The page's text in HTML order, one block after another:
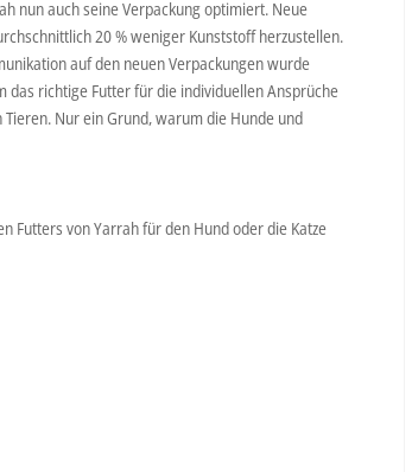
nun auch seine Verpackung optimiert. Neue
20 % weniger Kunststoff herzustellen.
auf den neuen Verpackungen wurde
richtige Futter für die individuellen Ansprüche
Nur ein Grund, warum die Hunde und
Futters von Yarrah für den Hund oder die Katze